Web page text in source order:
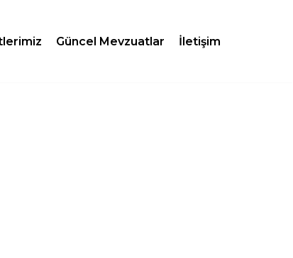
Güncel Mevzuatlar İletişim